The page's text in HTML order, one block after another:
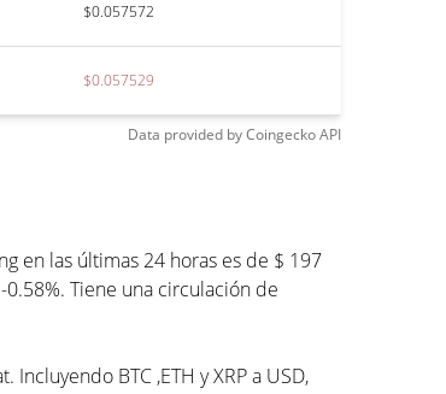
$0.057572
$0.057529
Data provided byCoingeckoAPI
en las últimas 24 horas es de $ 197
Tiene una circulación de
BTC ,ETH y XRP a USD,